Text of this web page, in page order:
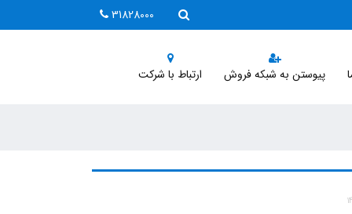
31828000
پیوستن به شبکه فروش ارتباط با شرکت